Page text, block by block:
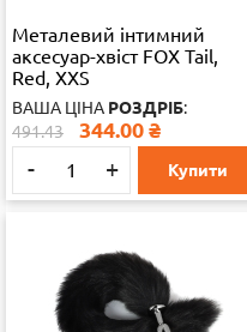
Металевий інтимний
аксесуар-хвіст FOX Tail,
Red, XXS
ВАША ЦІНА РОЗДРІБ:
491.43
344.00 ₴
- + Купити